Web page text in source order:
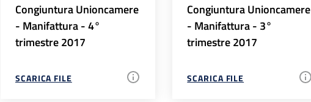
Congiuntura Unioncamere
- Manifattura - 4°
trimestre 2017
SCARICA FILE
Congiuntura Unioncamere
- Manifattura - 3°
trimestre 2017
SCARICA FILE